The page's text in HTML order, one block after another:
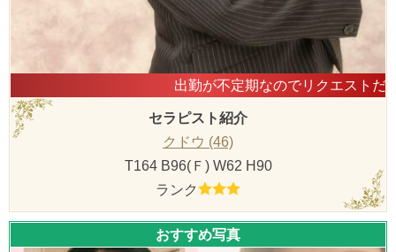
出勤が不定期なのでリクエストだと確
セラピスト紹介
クドウ (46)
T164 B96(Ｆ) W62 H90
ランク
おすすめ写真